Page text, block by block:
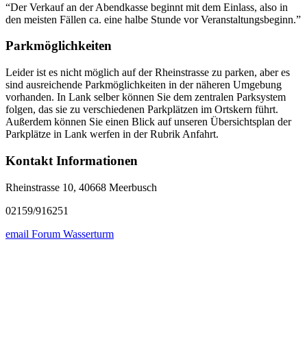
“Der Verkauf an der Abendkasse beginnt mit dem Einlass, also in
den meisten Fällen ca. eine halbe Stunde vor Veranstaltungsbeginn.”
Parkmöglichkeiten
Leider ist es nicht möglich auf der Rheinstrasse zu parken, aber es
sind ausreichende Parkmöglichkeiten in der näheren Umgebung
vorhanden. In Lank selber können Sie dem zentralen Parksystem
folgen, das sie zu verschiedenen Parkplätzen im Ortskern führt.
Außerdem können Sie einen Blick auf unseren Übersichtsplan der
Parkplätze in Lank werfen in der Rubrik Anfahrt.
Kontakt Informationen
Rheinstrasse 10, 40668 Meerbusch
02159/916251
email Forum Wasserturm